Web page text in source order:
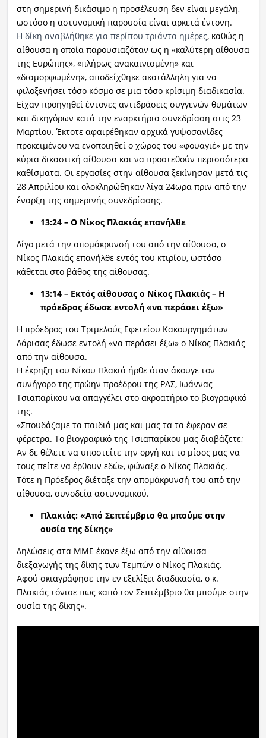
στη σημερινή δικάσιμο η προσέλευση δεν είναι μεγάλη,
ωστόσο η αστυνομική παρουσία είναι αρκετά έντονη.
Η δίκη αναβλήθηκε για περίπου τριάντα ημέρες, καθώς η
αίθουσα η οποία παρουσιαζόταν ως η «καλύτερη αίθουσα
της Ευρώπης», «πλήρως ανακαινισμένη» και
«διαμορφωμένη», αποδείχθηκε ακατάλληλη για να
φιλοξενήσει τόσο κόσμο σε μια τόσο κρίσιμη διαδικασία.
Είχαν προηγηθεί έντονες αντιδράσεις συγγενών θυμάτων
και δικηγόρων κατά την εναρκτήρια συνεδρίαση στις 23
Μαρτίου. Έκτοτε αφαιρέθηκαν αρχικά γυψοσανίδες
προκειμένου να ενοποιηθεί ο χώρος του «φουαγιέ» με την
κύρια δικαστική αίθουσα και να προστεθούν περισσότερα
καθίσματα. Οι εργασίες στην αίθουσα ξεκίνησαν μετά τις
28 Απριλίου και ολοκληρώθηκαν λίγα 24ωρα πριν από την
έναρξη της σημερινής συνεδρίασης.
13:24 – Ο Νίκος Πλακιάς επανήλθε
Λίγο μετά την απομάκρυνσή του από την αίθουσα, ο
Νίκος Πλακιάς επανήλθε εντός του κτιρίου, ωστόσο
κάθεται στο βάθος της αίθουσας.
13:14 – Εκτός αίθουσας ο Νίκος Πλακιάς – Η
πρόεδρος έδωσε εντολή «να περάσει έξω»
Η πρόεδρος του Τριμελούς Εφετείου Κακουργημάτων
Λάρισας έδωσε εντολή «να περάσει έξω» ο Νίκος Πλακιάς
από την αίθουσα.
Η έκρηξη του Νίκου Πλακιά ήρθε όταν άκουγε τον
συνήγορο της πρώην προέδρου της ΡΑΣ, Ιωάννας
Τσιαπαρίκου να απαγγέλει στο ακροατήριο το βιογραφικό
της.
«Σπουδάζαμε τα παιδιά μας και μας τα τα έφεραν σε
φέρετρα. Το βιογραφικό της Τσιαπαρίκου μας διαβάζετε;
Αν δε θέλετε να υποστείτε την οργή και το μίσος μας να
τους πείτε να έρθουν εδώ», φώναξε ο Νίκος Πλακιάς.
Τότε η Πρόεδρος διέταξε την απομάκρυνσή του από την
αίθουσα, συνοδεία αστυνομικού.
Πλακιάς: «Από Σεπτέμβριο θα μπούμε στην
ουσία της δίκης»
Δηλώσεις στα ΜΜΕ έκανε έξω από την αίθουσα
διεξαγωγής της δίκης των Τεμπών ο Νίκος Πλακιάς.
Αφού σκιαγράφησε την εν εξελίξει διαδικασία, ο κ.
Πλακιάς τόνισε πως «από τον Σεπτέμβριο θα μπούμε στην
ουσία της δίκης».